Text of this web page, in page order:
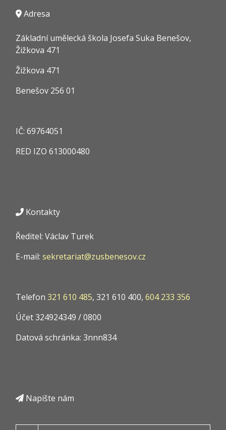
Adresa
Základní umělecká škola Josefa Suka Benešov,
Žižkova 471
Žižkova 471
Benešov 256 01
IČ: 69764051
RED IZO 613000480
Kontakty
Ředitel: Václav Turek
E-mail: sekretariat@zusbenesov.cz
Telefon 321 610 485, 321 610 400, 604 233 356
Účet 324924349 / 0800
Datová schránka: 3nnn834
Napište nám